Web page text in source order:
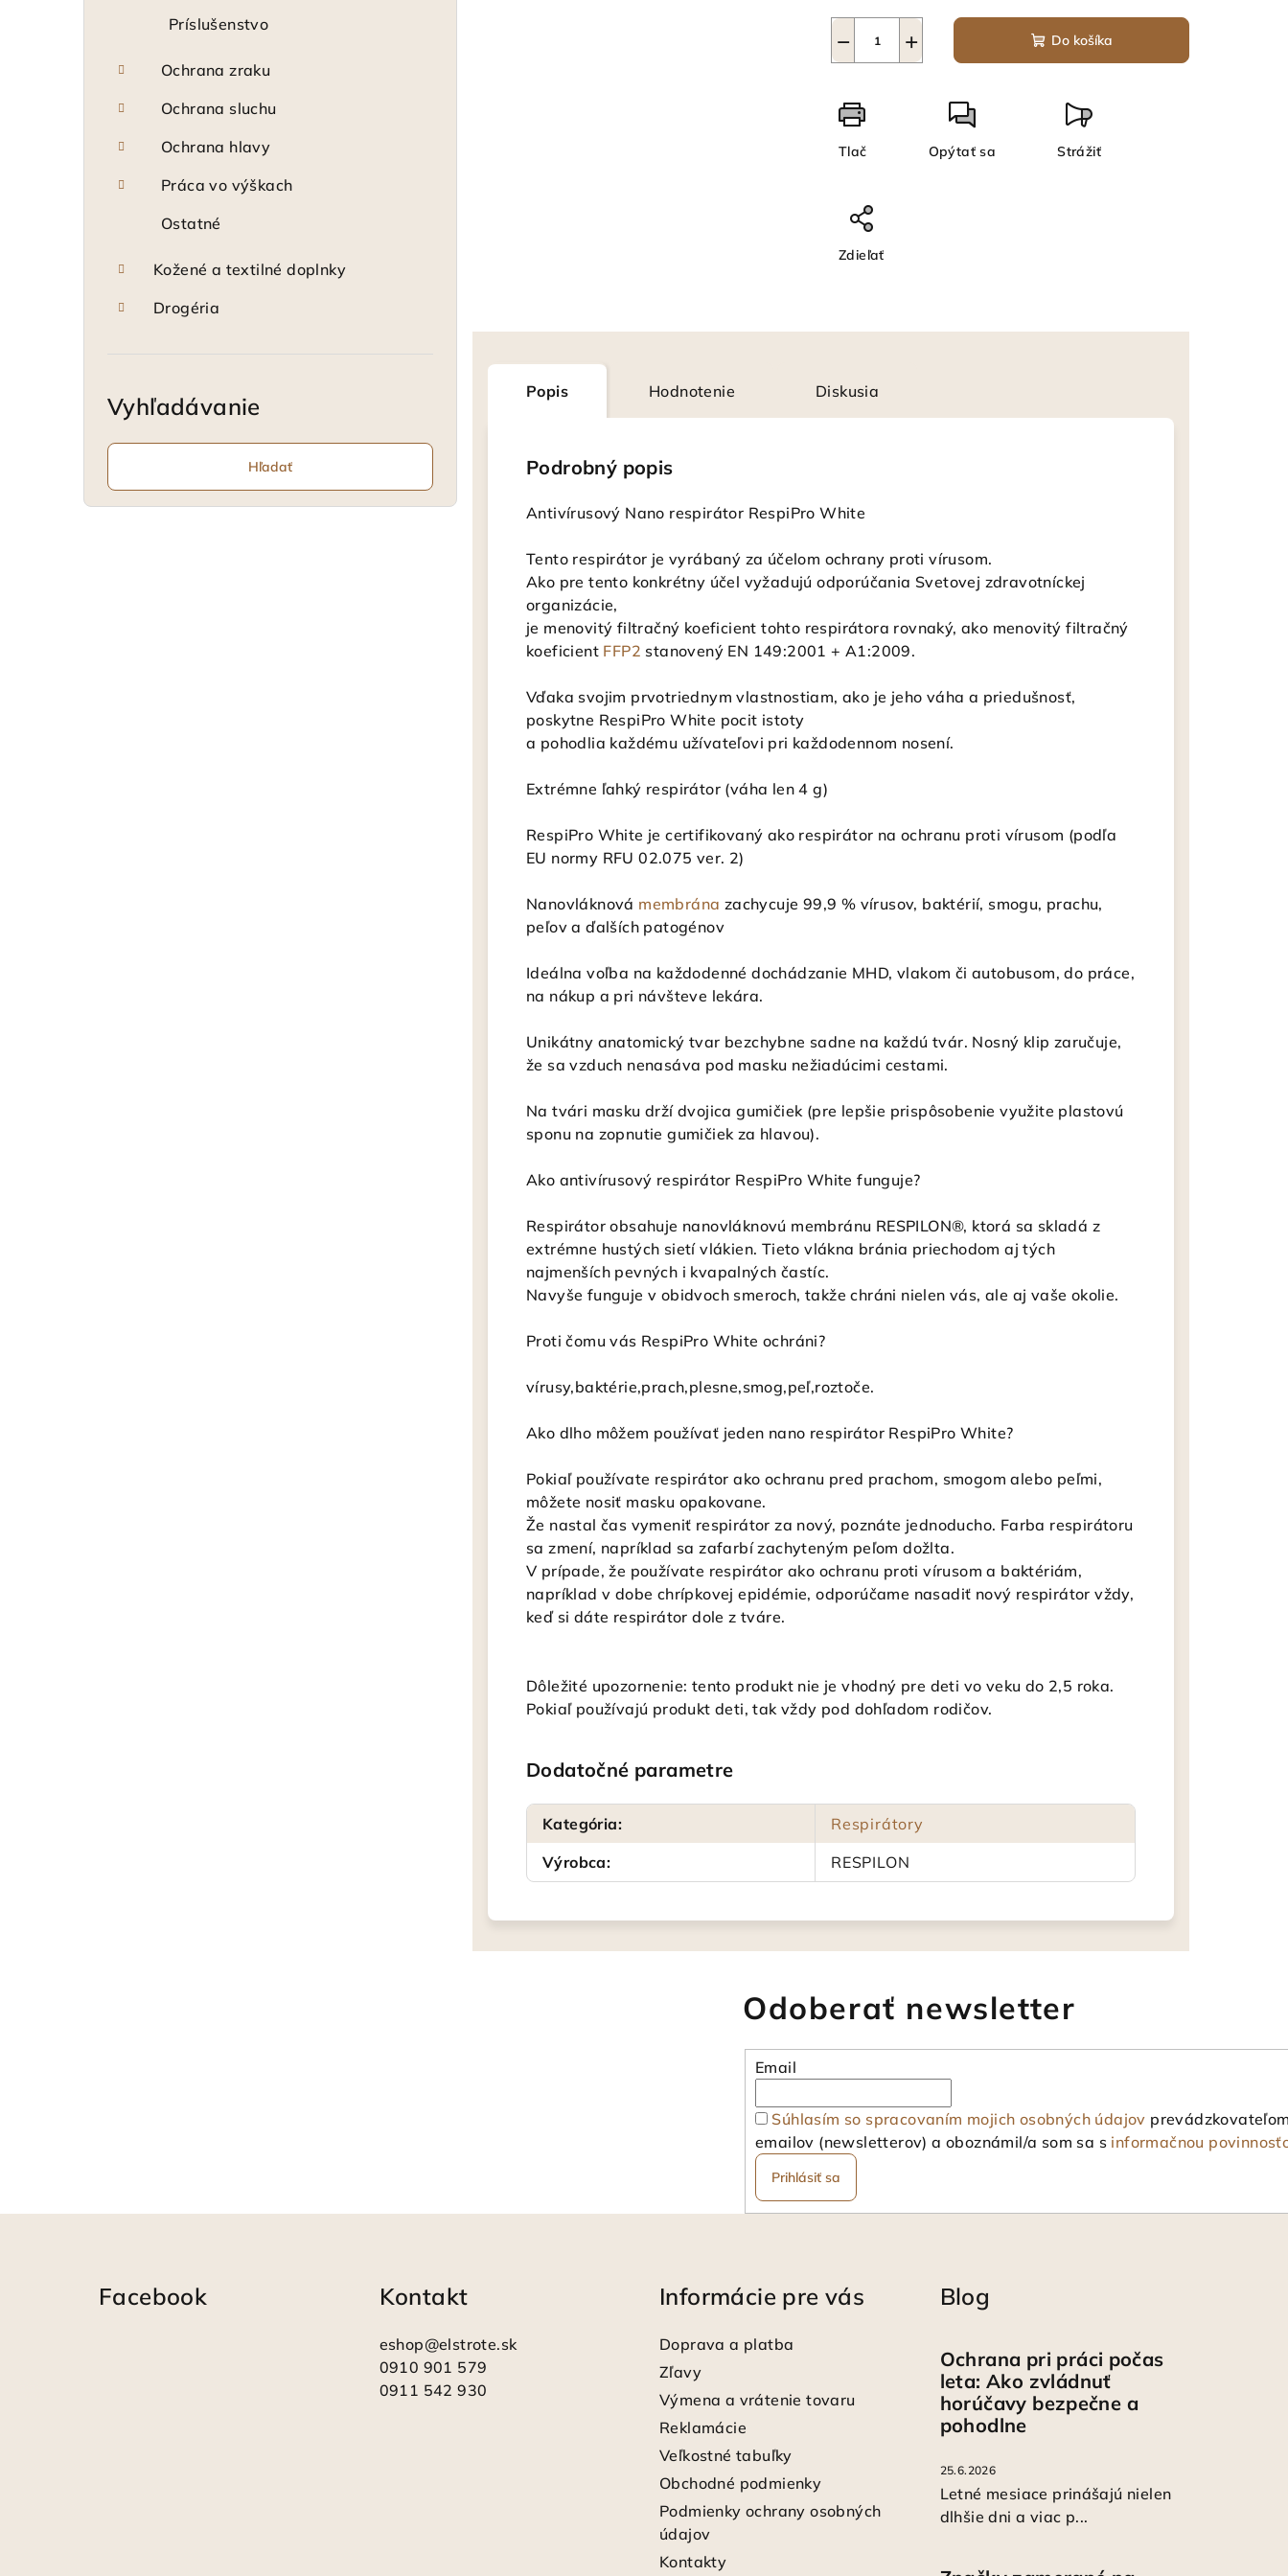
Príslušenstvo
Ochrana zraku
Ochrana sluchu
Ochrana hlavy
Práca vo výškach
Ostatné
Kožené a textilné doplnky
Drogéria
Vyhľadávanie
Hľadať
+
− Do košíka
Tlač Opýtať sa Strážiť
Zdieľať
Popis Hodnotenie Diskusia
Podrobný popis
Antivírusový Nano respirátor RespiPro White
Tento respirátor je vyrábaný za účelom ochrany proti vírusom.
Ako pre tento konkrétny účel vyžadujú odporúčania Svetovej zdravotníckej
organizácie,
je menovitý filtračný koeficient tohto respirátora rovnaký, ako menovitý filtračný
koeficient FFP2 stanovený EN 149:2001 + A1:2009.
Vďaka svojim prvotriednym vlastnostiam, ako je jeho váha a priedušnosť,
poskytne RespiPro White pocit istoty
a pohodlia každému užívateľovi pri každodennom nosení.
Extrémne ľahký respirátor (váha len 4 g)
RespiPro White je certifikovaný ako respirátor na ochranu proti vírusom (podľa
EU normy RFU 02.075 ver. 2)
Nanovláknová membrána zachycuje 99,9 % vírusov, baktérií, smogu, prachu,
peľov a ďalších patogénov
Ideálna voľba na každodenné dochádzanie MHD, vlakom či autobusom, do práce,
na nákup a pri návšteve lekára.
Unikátny anatomický tvar bezchybne sadne na každú tvár. Nosný klip zaručuje,
že sa vzduch nenasáva pod masku nežiadúcimi cestami.
Na tvári masku drží dvojica gumičiek (pre lepšie prispôsobenie využite plastovú
sponu na zopnutie gumičiek za hlavou).
Ako antivírusový respirátor RespiPro White funguje?
Respirátor obsahuje nanovláknovú membránu RESPILON®, ktorá sa skladá z
extrémne hustých sietí vlákien. Tieto vlákna bránia priechodom aj tých
najmenších pevných i kvapalných častíc.
Navyše funguje v obidvoch smeroch, takže chráni nielen vás, ale aj vaše okolie.
Proti čomu vás RespiPro White ochráni?
vírusy,baktérie,prach,plesne,smog,peľ,roztoče.
Ako dlho môžem používať jeden nano respirátor RespiPro White?
Pokiaľ používate respirátor ako ochranu pred prachom, smogom alebo peľmi,
môžete nosiť masku opakovane.
Že nastal čas vymeniť respirátor za nový, poznáte jednoducho. Farba respirátoru
sa zmení, napríklad sa zafarbí zachyteným peľom dožlta.
V prípade, že používate respirátor ako ochranu proti vírusom a baktériám,
napríklad v dobe chrípkovej epidémie, odporúčame nasadiť nový respirátor vždy,
keď si dáte respirátor dole z tváre.
Dôležité upozornenie: tento produkt nie je vhodný pre deti vo veku do 2,5 roka.
Pokiaľ používajú produkt deti, tak vždy pod dohľadom rodičov.
Dodatočné parametre
Kategória:
Respirátory
Výrobca: RESPILON
Odoberať newsletter
Email
Súhlasím so spracovaním mojich osobných údajov
emailov (newsletterov) a oboznámil/a som sa s informačnou
Prihlásiť sa
Facebook Kontakt
eshop@elstrote.sk
0910 901 579
0911 542 930
Informácie pre vás
Doprava a platba
Zľavy
Výmena a vrátenie tovaru
Reklamácie
Veľkostné tabuľky
Obchodné podmienky
Podmienky ochrany osobných
údajov
Kontakty
Blog
Ochrana pri práci počas
leta: Ako zvládnuť
horúčavy bezpečne a
pohodlne
25.6.2026
Letné mesiace prinášajú nielen
dlhšie dni a viac p...